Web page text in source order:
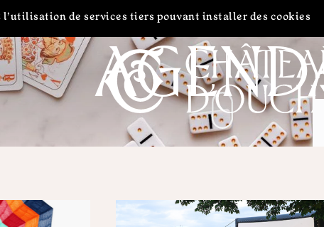
l'utilisation de services tiers pouvant installer des cookies